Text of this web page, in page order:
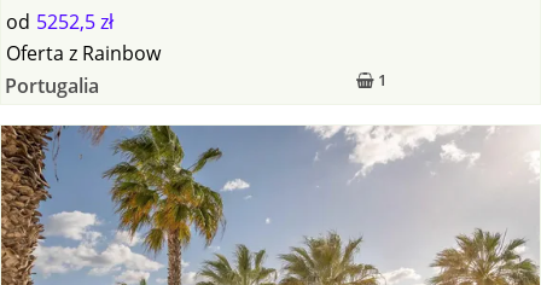
od 5252,5 zł
1
Oferta z Rainbow
Portugalia